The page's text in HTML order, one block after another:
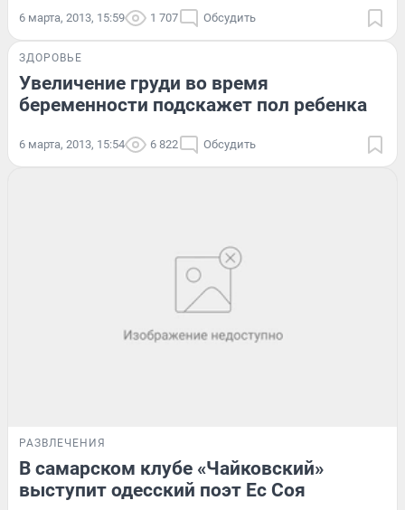
6 марта, 2013, 15:59 1 707 Обсудить
ЗДОРОВЬЕ
Увеличение груди во время
беременности подскажет пол ребенка
6 марта, 2013, 15:54 6 822 Обсудить
РАЗВЛЕЧЕНИЯ
В самарском клубе «Чайковский»
выступит одесский поэт Ес Соя